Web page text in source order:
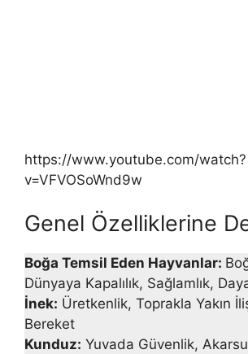
https://www.youtube.com/watch?
v=VFVOSoWnd9w
Genel Özelliklerine
Boğa Temsil Eden Hayvanlar:
Dünyaya Kapalılık, Sağlamlık,
İnek: Üretkenlik, Toprakla Yakın
Bereket
Kunduz: Yuvada Güvenlik,